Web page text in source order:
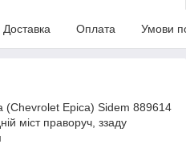
Доставка Оплата Умови
(Chevrolet Epica) Sidem 889614
міст праворуч, ззаду